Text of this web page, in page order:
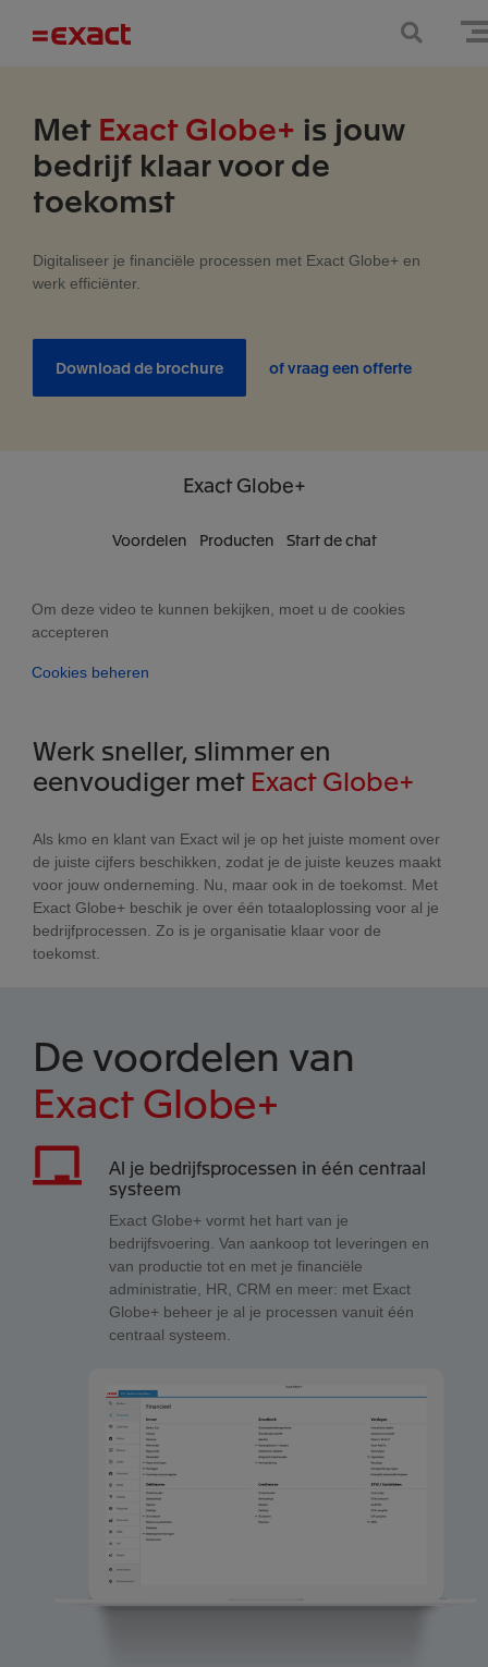
Met Exact Globe+ is jouw
bedrijf klaar voor de
toekomst
Digitaliseer je financiële processen met Exact Globe+ en
werk efficiënter.
Download de brochure of vraag een offerte
ExactGlobe+
Voordelen Producten Start de chat
Om deze video te kunnen bekijken, moet u de cookies
accepteren
Cookies beheren
Werk sneller, slimmer en
eenvoudiger met Exact Globe+
Als kmo en klant van Exact wil je op het juiste moment over
de juiste cijfers beschikken, zodat je de juiste keuzes maakt
voor jouw onderneming. Nu, maar ook in de toekomst. Met
Exact Globe+ beschik je over één totaaloplossing voor al je
bedrijfprocessen. Zo is je organisatie klaar voor de
toekomst.
De voordelen van
Exact Globe+
Al je bedrijfsprocessen in één centraal
systeem
Exact Globe+ vormt het hart van je
bedrijfsvoering. Van aankoop tot leveringen en
van productie tot en met je financiële
administratie, HR, CRM en meer: met Exact
Globe+ beheer je al je processen vanuit één
centraal systeem.